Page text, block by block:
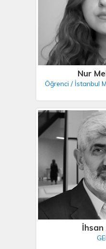
Nur
Öğrenci / İstanbul
İhsan